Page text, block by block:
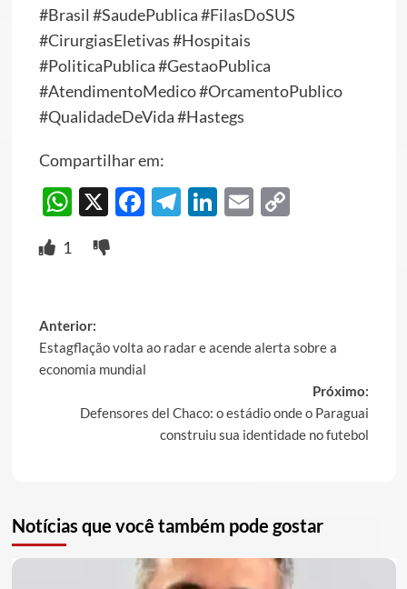
#Brasil #SaudePublica #FilasDoSUS
#CirurgiasEletivas #Hospitais
#PoliticaPublica #GestaoPublica
#AtendimentoMedico #OrcamentoPublico
#QualidadeDeVida #Hastegs
Compartilhar em:
WhatsApp
X Facebook
Telegram
LinkedIn
EmailCopy
1
Post
navigation
Anterior:
Estagflação volta ao radar e acende alerta sobre a
economia mundial
Próximo:
Defensores del Chaco: o estádio onde o Paraguai
construiu sua identidade no futebol
Notícias que você também pode gostar